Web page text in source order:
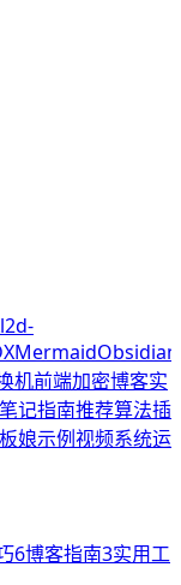
l2d-
MermaidObsidian
机前端加密博客实
记指南推荐算法插
娘示例视频系统运
6博客指南3实用工